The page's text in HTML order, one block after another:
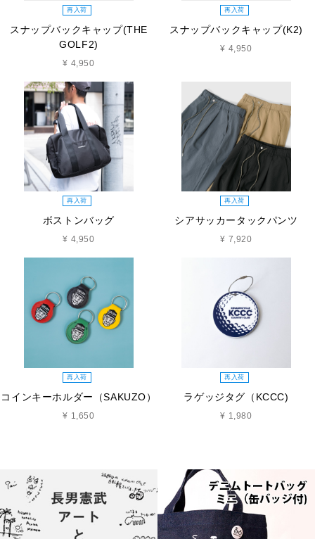
再入荷
スナップバックキャップ(THE
GOLF2)
¥ 4,950
再入荷
スナップバックキャップ(K2)
¥ 4,950
再入荷
ボストンバッグ
¥ 4,950
再入荷
シアサッカータックパンツ
¥ 7,920
再入荷
コインキーホルダー（SAKUZO）
¥ 1,650
再入荷
ラゲッジタグ（KCCC)
¥ 1,980